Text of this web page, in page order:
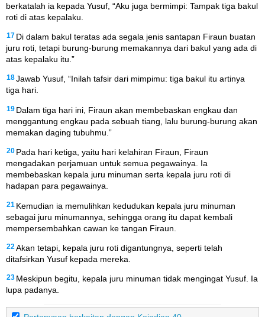
berkatalah ia kepada Yusuf, “Aku juga bermimpi: Tampak tiga bakul
roti di atas kepalaku.
17 Di dalam bakul teratas ada segala jenis santapan Firaun buatan
juru roti, tetapi burung-burung memakannya dari bakul yang ada di
atas kepalaku itu.”
18Jawab Yusuf, “Inilah tafsir dari mimpimu: tiga bakul itu artinya
tiga hari.
19 Dalam tiga hari ini, Firaun akan membebaskan engkau dan
menggantung engkau pada sebuah tiang, lalu burung-burung akan
memakan daging tubuhmu.”
20 Pada hari ketiga, yaitu hari kelahiran Firaun, Firaun
mengadakan perjamuan untuk semua pegawainya. Ia
membebaskan kepala juru minuman serta kepala juru roti di
hadapan para pegawainya.
21 Kemudian ia memulihkan kedudukan kepala juru minuman
sebagai juru minumannya, sehingga orang itu dapat kembali
mempersembahkan cawan ke tangan Firaun.
22 Akan tetapi, kepala juru roti digantungnya, seperti telah
ditafsirkan Yusuf kepada mereka.
23 Meskipun begitu, kepala juru minuman tidak mengingat Yusuf. Ia
lupa padanya.